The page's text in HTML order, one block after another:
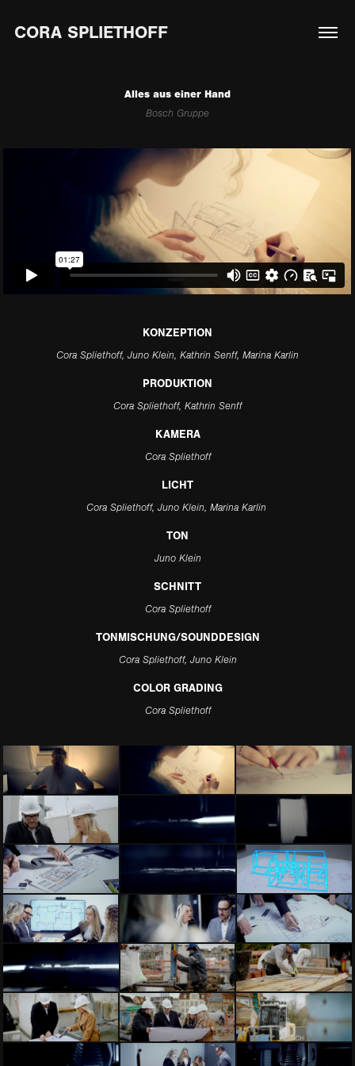
CORA SPLIETHOFF
Alles aus einer Hand
Bosch Gruppe
KONZEPTION
Cora Spliethoff, Juno Klein, Kathrin Senff, Marina Karlin
PRODUKTION
Cora Spliethoff, Kathrin Senff
KAMERA
Cora Spliethoff
LICHT
Cora Spliethoff, Juno Klein, Marina Karlin
TON
Juno Klein
SCHNITT
Cora Spliethoff
TONMISCHUNG/SOUNDDESIGN
Cora Spliethoff, Juno Klein
COLOR GRADING
Cora Spliethoff